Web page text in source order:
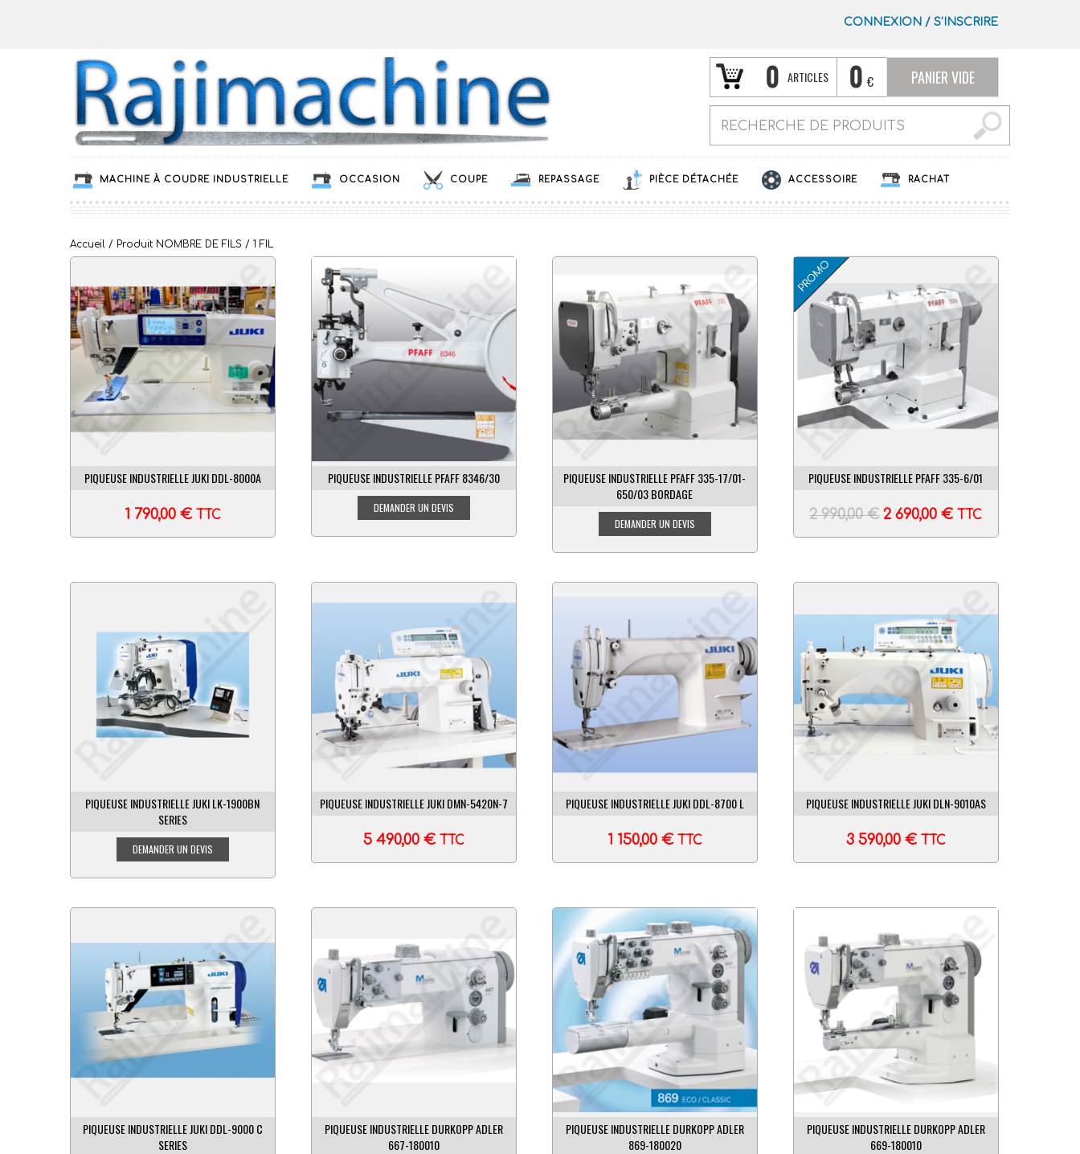
CONNEXION / S’INSCRIRE
0 ARTICLES 0 € PANIER VIDE
MACHINE À COUDRE INDUSTRIELLE OCCASION COUPE REPASSAGE PIÈCE DÉTACHÉE ACCESSOIRE RACHAT
Accueil / Produit NOMBRE DE FILS / 1 FIL
PIQUEUSE INDUSTRIELLE JUKI DDL-8000A
1 790,00 € TTC
PIQUEUSE INDUSTRIELLE PFAFF 8346/30
PIQUEUSE INDUSTRIELLE PFAFF 335-17/01-
650/03 BORDAGE
PIQUEUSE INDUSTRIELLE PFAFF 335-6/01
2 990,00€ 2 690,00€ TTC
PIQUEUSE INDUSTRIELLE JUKI LK-1900BN
SERIES
PIQUEUSE INDUSTRIELLE JUKI DMN-5420N-7
5 490,00 € TTC
PIQUEUSE INDUSTRIELLE JUKI DDL-8700 L
1 150,00 € TTC
PIQUEUSE INDUSTRIELLE JUKI DLN-9010AS
3 590,00 € TTC
PIQUEUSE INDUSTRIELLE JUKI DDL-9000 C
SERIES
PIQUEUSE INDUSTRIELLE DURKOPP ADLER
667-180010
PIQUEUSE INDUSTRIELLE DURKOPP ADLER
869-180020
PIQUEUSE INDUSTRIELLE DURKOPP ADLER
669-180010